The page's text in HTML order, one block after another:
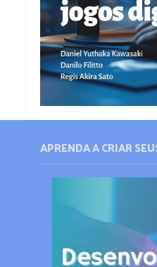
APRENDA A CRIAR